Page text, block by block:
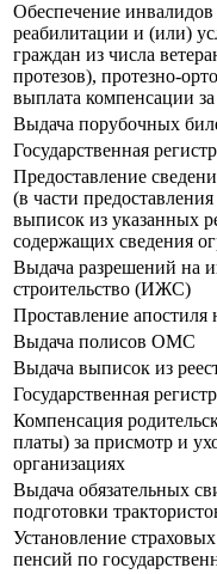
Обеспечение
реабилитации и (или)
граждан из числа
протезов), протезно-
выплата компенсации за
Выдача порубочных
Государственная
Предоставление
(в части
выписок из указанных
содержащих сведения
Выдача разрешений на
строительство (ИЖС)
Проставление
Выдача полисов ОМС
Выдача выписок из
Государственная
Компенсация
платы) за присмотр и
организациях
Выдача обязательных
подготовки
Установление
пенсий по